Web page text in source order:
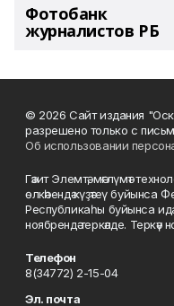
Фотобанк
журналистов РБ
© 2026 Сайт издания
разрешено только с
Об использовании
Гәзит Элемтә, мәғлүмәт
өлкәһендә күҙәтеү
Республикаһы буйынса
ноябрендә теркәлде.
Телефон
8(34772) 2-15-04
Эл. почта